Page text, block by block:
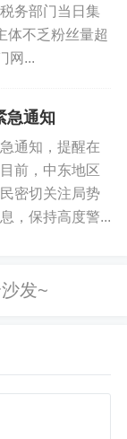
务部门当日集
体不乏粉丝量超
网...
急通知
通知，提醒在
前，中东地区
密切关注局势
，保持高度警...